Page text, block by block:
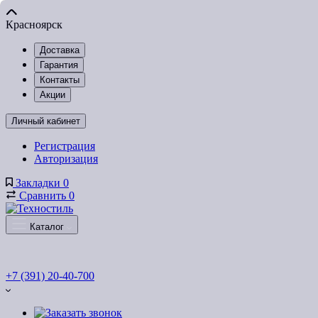
Красноярск
Доставка
Гарантия
Контакты
Акции
Личный кабинет
Регистрация
Авторизация
Закладки 0
Сравнить 0
Каталог
+7 (391) 20-40-700